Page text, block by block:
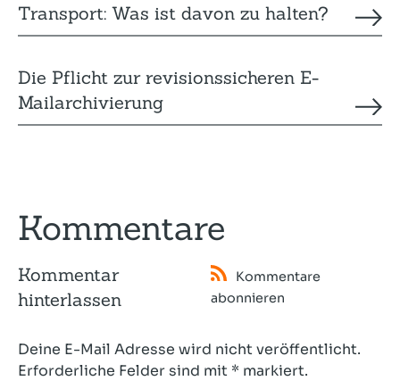
Transport: Was ist davon zu halten?
Die Pflicht zur revisionssicheren E-
Mailarchivierung
Kommentare
Kommentar
hinterlassen
Kommentare
abonnieren
Deine E-Mail Adresse wird nicht veröffentlicht.
Erforderliche Felder sind mit * markiert.